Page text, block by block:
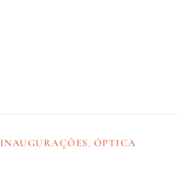
INAUGURAÇÕES ÓPTICA